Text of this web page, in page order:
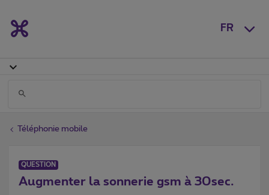
FR
Téléphonie mobile
QUESTION
Augmenter la sonnerie gsm à 30sec.